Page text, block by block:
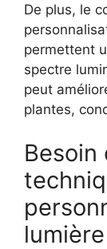
De plus, le
permettent
spectre
peut
plantes,
Besoin
lumière